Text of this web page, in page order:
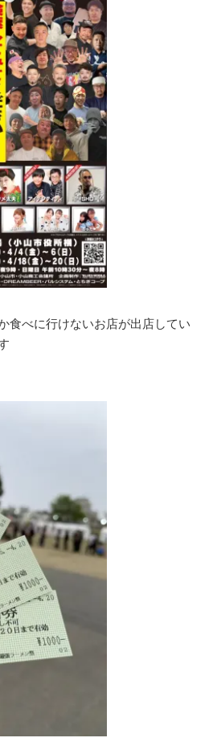
食べに行けないお店が出店してい